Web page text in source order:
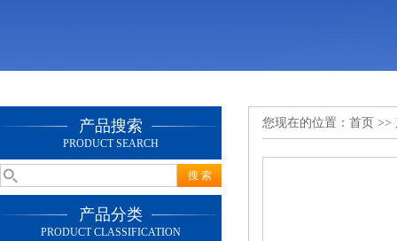
产品搜索
PRODUCT SEARCH
产品分类
PRODUCT CLASSIFICATION
您现在的位置： 首页 >>